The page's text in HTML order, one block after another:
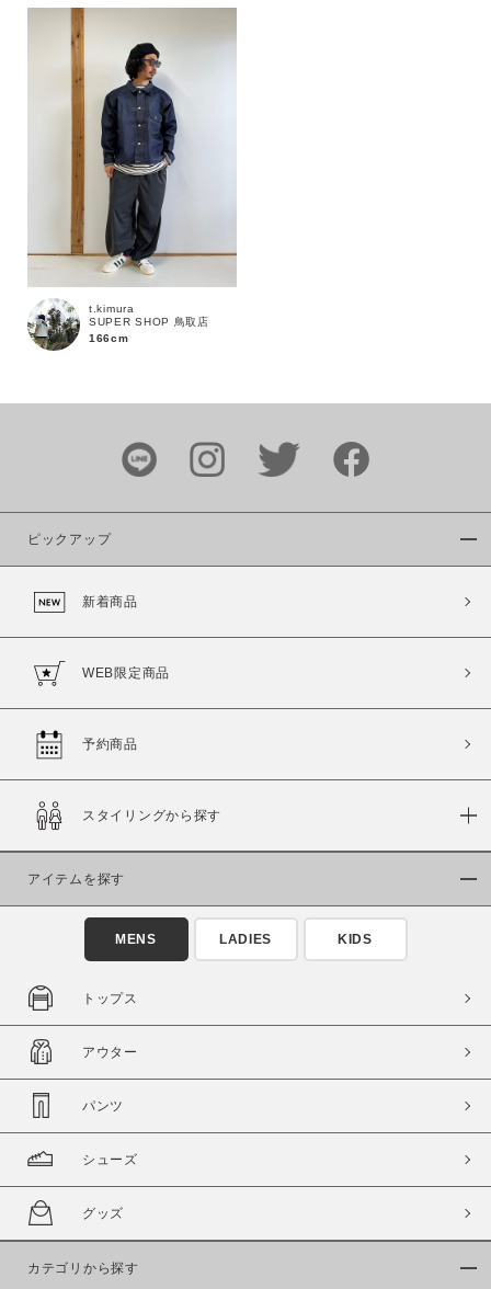
価格
～
商品タイプ
在庫
t.kimura
SUPER SHOP 鳥取店
166cm
ピックアップ
新着商品
WEB限定商品
予約商品
スタイリングから探す
アイテムを探す
MENS LADIES KIDS
トップス
アウター
パンツ
シューズ
グッズ
カテゴリから探す